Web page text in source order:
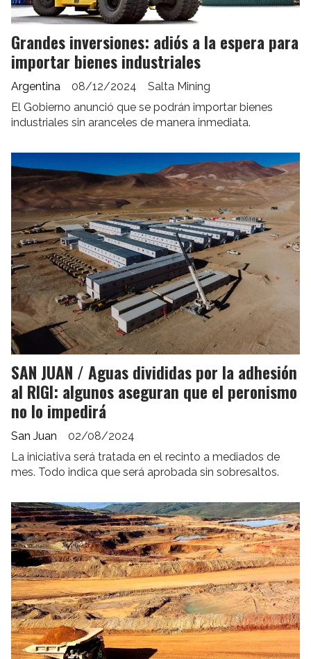
Grandes inversiones: adiós a la espera para
importar bienes industriales
Salta Mining
Argentina
08/12/2024
El Gobierno anunció que se podrán importar bienes
industriales sin aranceles de manera inmediata.
SAN JUAN / Aguas divididas por la adhesión
al RIGI: algunos aseguran que el peronismo
no lo impedirá
San Juan
02/08/2024
La iniciativa será tratada en el recinto a mediados de
mes. Todo indica que será aprobada sin sobresaltos.